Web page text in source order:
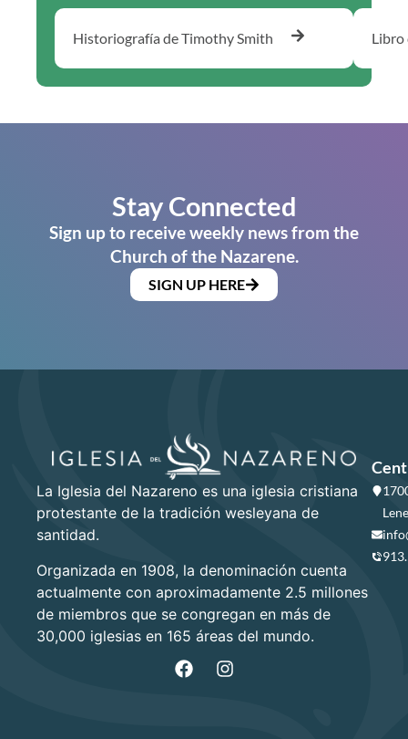
Historiografía de Timothy Smith Libro
Stay Connected
Sign up to receive weekly news from the
Church of the Nazarene.
SIGN UP HERE
La Iglesia del Nazareno es una iglesia cristiana
protestante de la tradición wesleyana de
santidad.
Organizada en 1908, la denominación cuenta
actualmente con aproximadamente 2.5 millones
de miembros que se congregan en más de
30,000 iglesias en 165 áreas del mundo.